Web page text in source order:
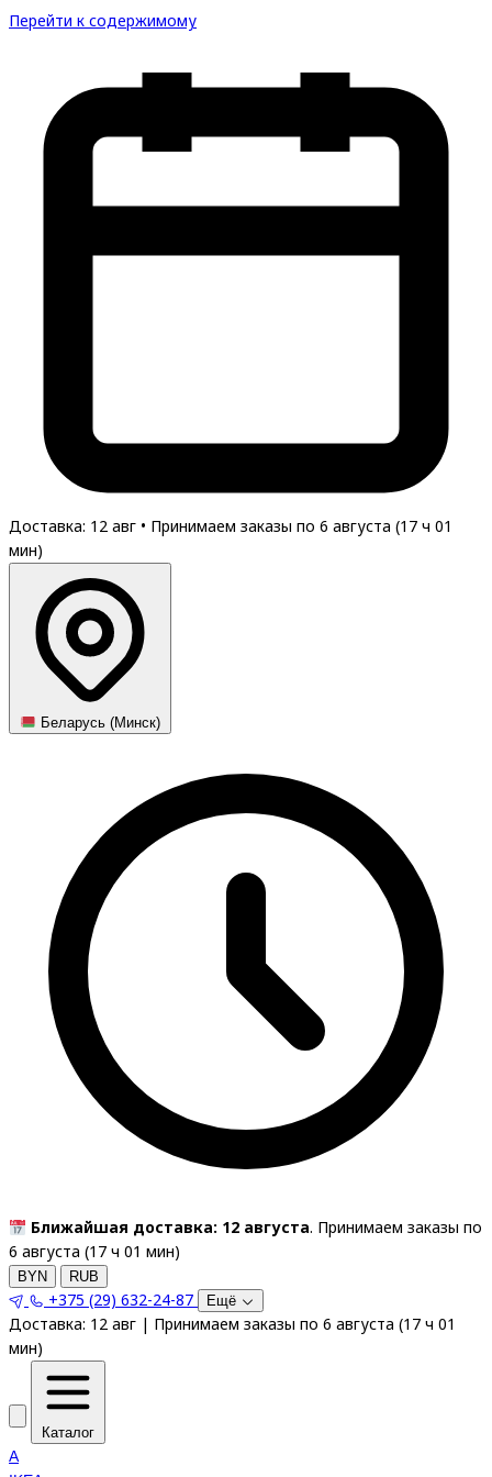
Перейти к содержимому
Доставка: 12 авг • Принимаем заказы по 6 августа (17 ч 01
мин)
Беларусь (Минск)
Ближайшая доставка: 12 августа. Принимаем заказы по
6 августа (17 ч 01 мин)
BYN RUB
+375 (29) 632-24-87 Ещё
Доставка: 12 авг | Принимаем заказы по 6 августа (17 ч 01
мин)
Каталог
A